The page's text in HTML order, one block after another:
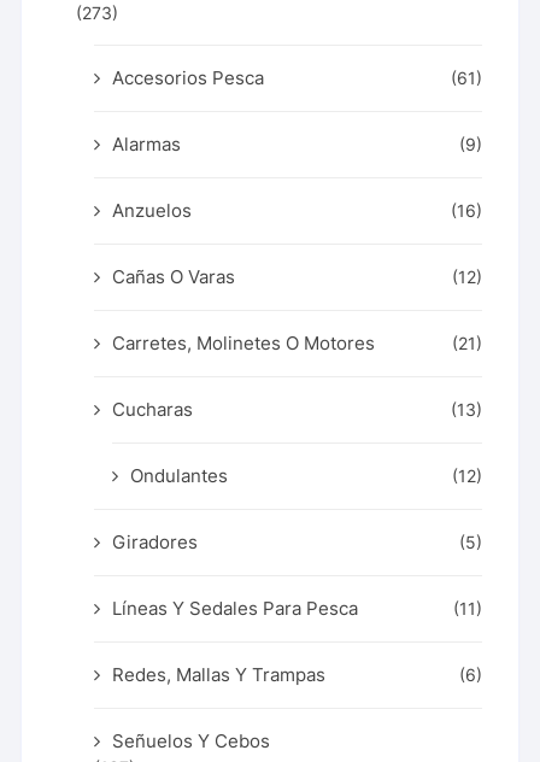
(273)
Accesorios Pesca (61)
Alarmas (9)
Anzuelos (16)
Cañas O Varas (12)
Carretes, Molinetes O Motores (21)
Cucharas (13)
Ondulantes (12)
Giradores (5)
Líneas Y Sedales Para Pesca (11)
Redes, Mallas Y Trampas (6)
Señuelos Y Cebos